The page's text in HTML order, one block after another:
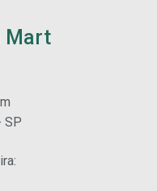
Mart
SP